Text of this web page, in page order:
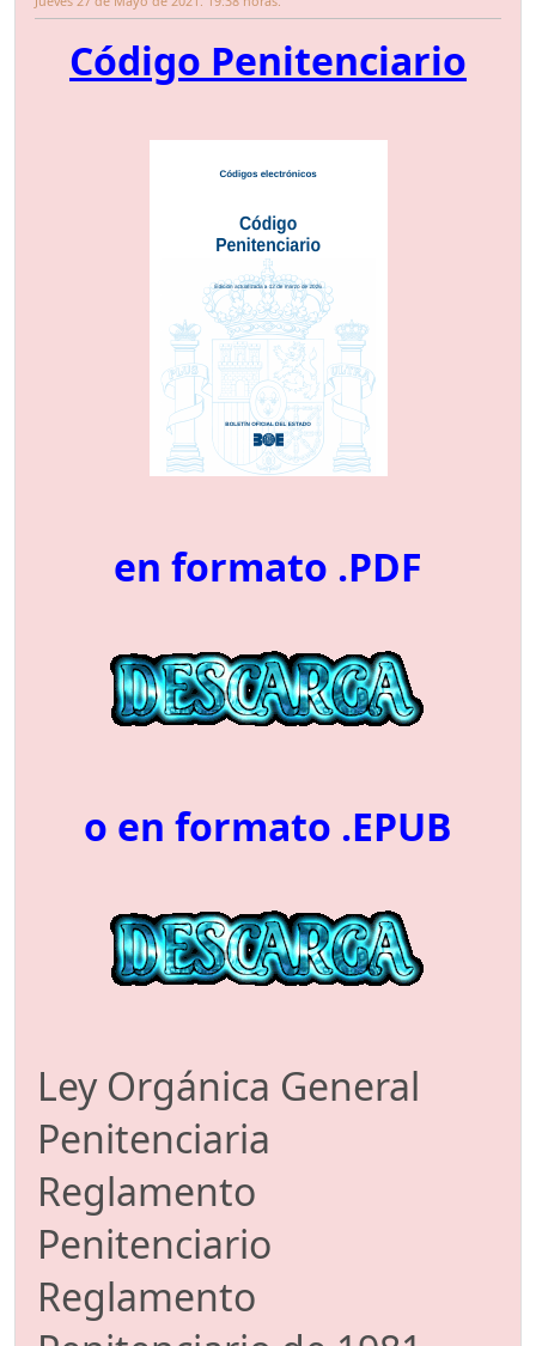
Código Penitenciario
en formato .PDF
o en formato .EPUB
Ley Orgánica General
Penitenciaria
Reglamento
Penitenciario
Reglamento